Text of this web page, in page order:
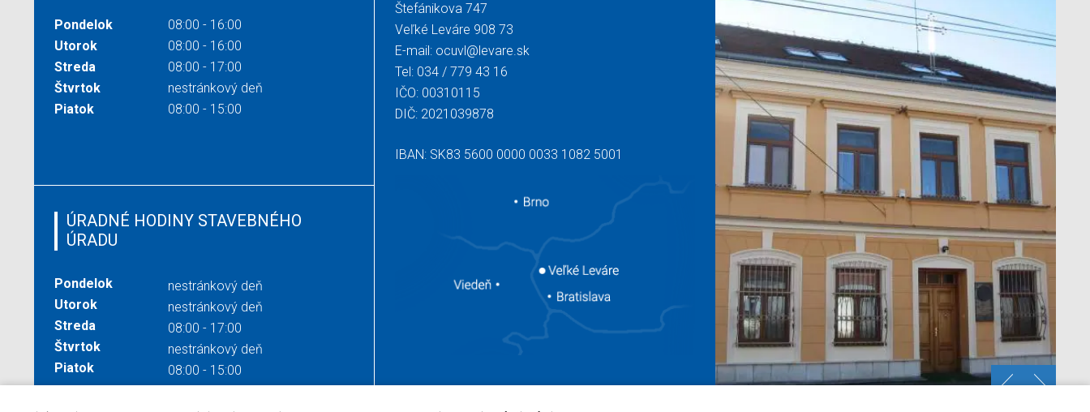
Pondelok
08:00 - 16:00
Utorok
08:00 - 16:00
Streda
08:00 - 17:00
Štvrtok
nestránkový deň
Piatok
08:00 - 15:00
ÚRADNÉ HODINY STAVEBNÉHO
ÚRADU
Pondelok
nestránkový deň
Utorok
nestránkový deň
Streda
08:00 - 17:00
Štvrtok
nestránkový deň
Piatok
08:00 - 15:00
Štefánikova 747
Veľké Leváre 908 73
E-mail: ocuvl@levare.sk
Tel: 034 / 779 43 16
IČO: 00310115
DIČ: 2021039878
IBAN: SK83 5600 0000 0033 1082 5001